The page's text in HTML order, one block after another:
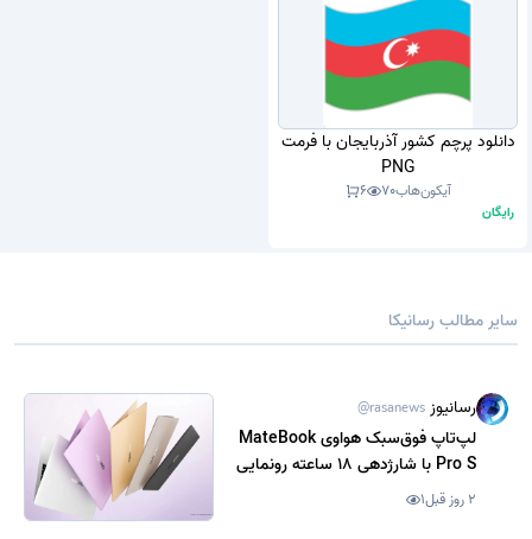
دانلود پرچم کشور آذربایجان با فرمت
PNG
آیکون‌هاب70
6
رایگان
سایر مطالب رسانیکا
رسانیوز @rasanews
لپ‌تاپ فوق‌سبک هواوی MateBook
Pro S با شارژدهی 18 ساعته رونمایی
شد
2 روز قبل 1